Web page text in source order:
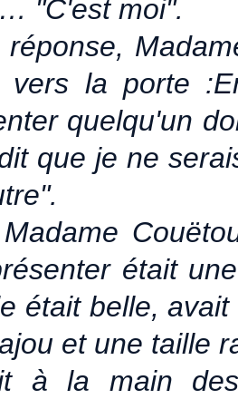
"C'est moi".
réponse,
vers la porte
quelqu'un
que je ne
était
était belle,
et une taille
à la main